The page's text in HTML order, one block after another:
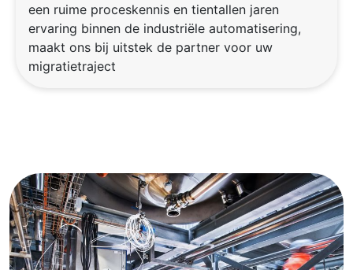
een ruime proceskennis en tientallen jaren
ervaring binnen de industriële automatisering,
maakt ons bij uitstek de partner voor uw
migratietraject